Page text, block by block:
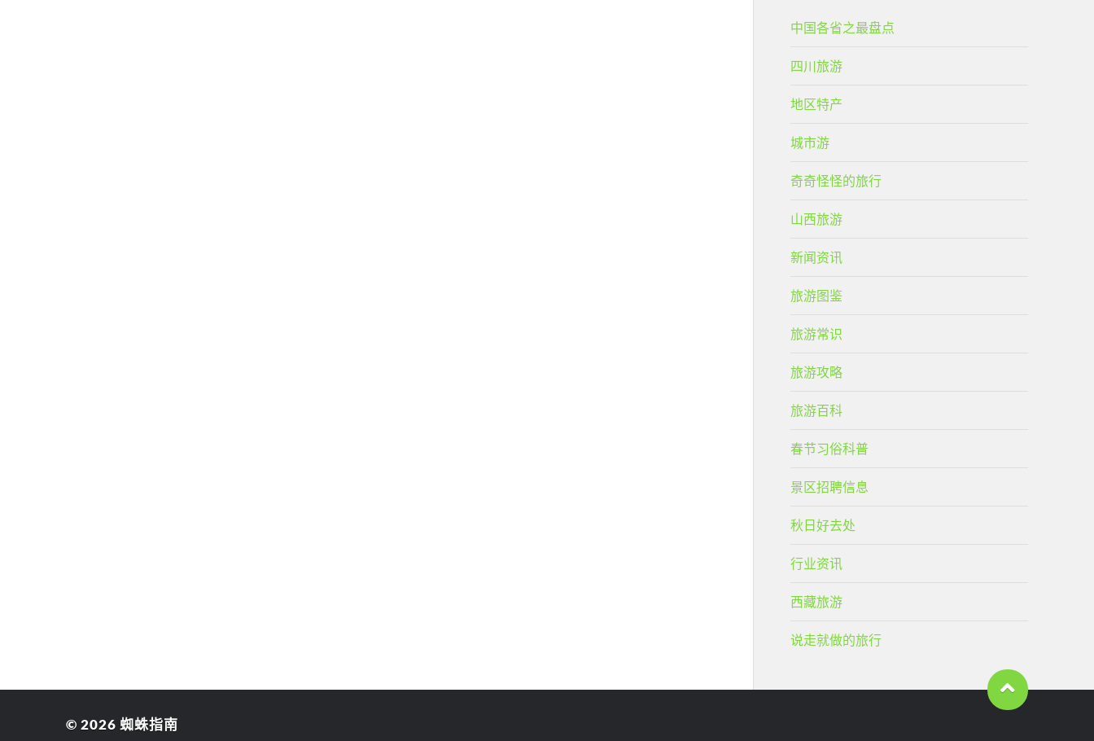
中国各省之最盘点
四川旅游
地区特产
城市游
奇奇怪怪的旅行
山西旅游
新闻资讯
旅游图鉴
旅游常识
旅游攻略
旅游百科
春节习俗科普
景区招聘信息
秋日好去处
行业资讯
西藏旅游
说走就做的旅行
© 2026 蜘蛛指南